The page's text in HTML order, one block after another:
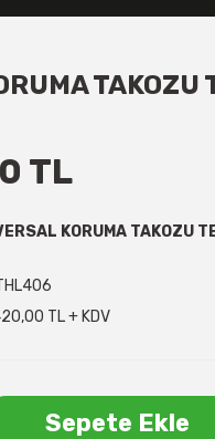
TAKOZU
TL
KORUMA TAKOZU
TL + KDV
Sepete Ekle